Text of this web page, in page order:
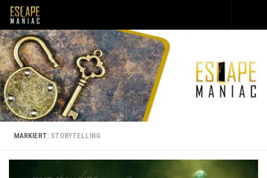
Unter dem Inhalt
MARKIERT: STORYTELLING